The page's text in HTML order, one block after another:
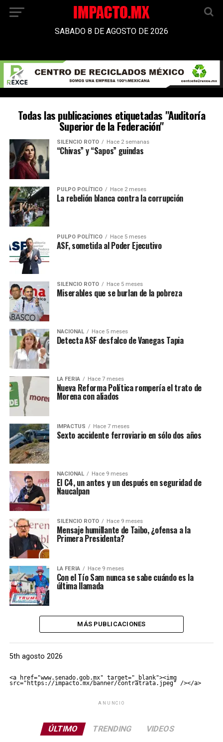
SABADO 8 DE AGOSTO DE 2026
Todas las publicaciones etiquetadas "Auditoría
Superior de la Federación"
SILENCIO ROTO Hace 2 semanas
“Chivas” y “Sapos” guindas
PULPO POLÍTICO Hace 2 meses
La rebelión blanca contra la corrupción
PULPO POLÍTICO Hace 5 meses
ASF, sometida al Poder Ejecutivo
SILENCIO ROTO Hace 5 meses
Miserables que se burlan de la pobreza
NACIONAL Hace 5 meses
Detecta ASF desfalco de Vanegas Tapia
LA FERIA Hace 7 meses
Nueva Reforma Política rompería el trato de
Morena con aliados
IMPACTUS Hace 7 meses
Sexto accidente ferroviario en sólo dos años
NACIONAL Hace 9 meses
El C4, un antes y un después en seguridad de
Naucalpan
SILENCIO ROTO Hace 9 meses
Mensaje humillante de Taibo, ¿ofensa a la
Primera Presidenta?
LA FERIA Hace 9 meses
Con el Tío Sam nunca se sabe cuándo es la
última llamada
MÁS PUBLICACIONES
5th agosto 2026
<a href="www.senado.gob.mx" target="_blank"><img
src="https://impacto.mx/banner/contratrata.jpeg" /></a>
ANUNCIO
ÚLTIMO TRENDING VIDEOS